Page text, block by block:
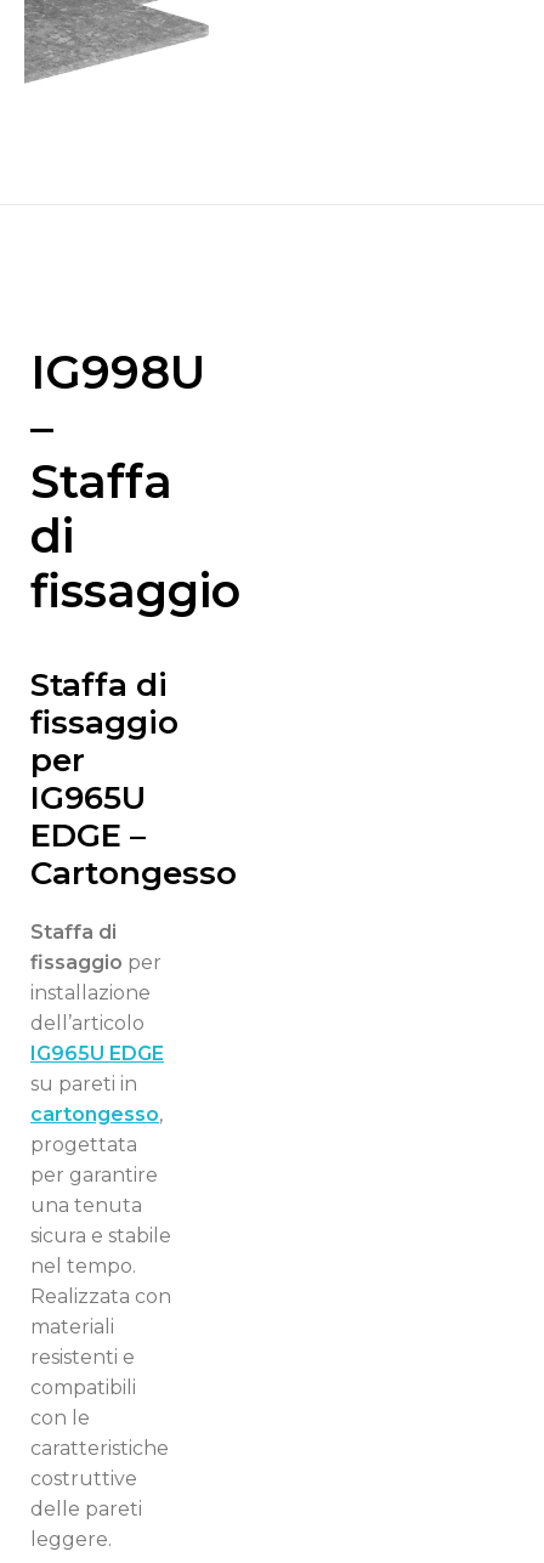
IG998U
–
Staffa
di
fissaggio
Staffa di
fissaggio
per
IG965U
EDGE –
Cartongesso
Staffa di
fissaggio per
installazione
dell’articolo
IG965U EDGE
su pareti in
cartongesso,
progettata
per garantire
una tenuta
sicura e stabile
nel tempo.
Realizzata con
materiali
resistenti e
compatibili
con le
caratteristiche
costruttive
delle pareti
leggere.